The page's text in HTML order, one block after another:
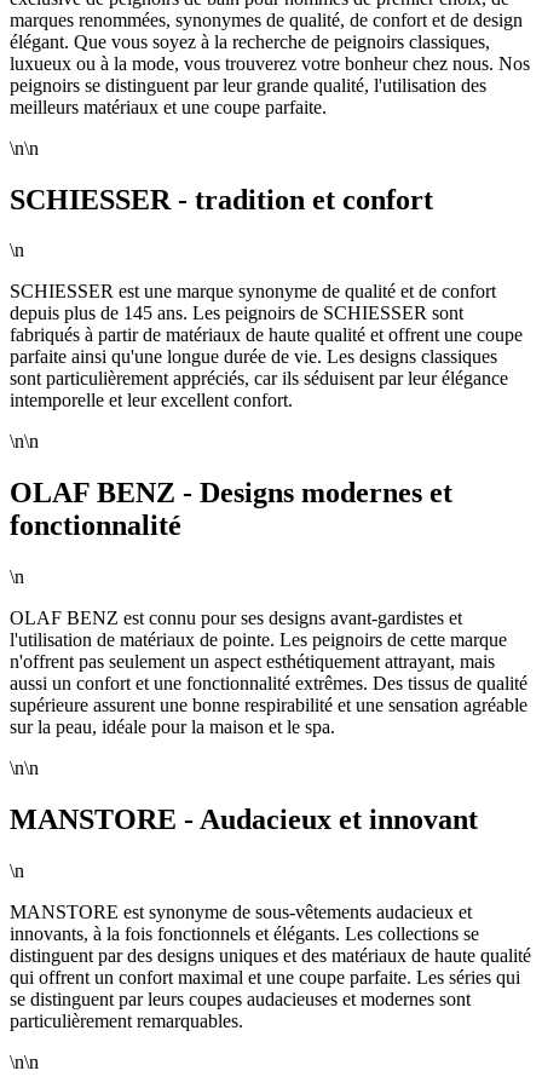
marques renommées, synonymes de qualité, de confort et de design
élégant. Que vous soyez à la recherche de peignoirs classiques,
luxueux ou à la mode, vous trouverez votre bonheur chez nous. Nos
peignoirs se distinguent par leur grande qualité, l'utilisation des
meilleurs matériaux et une coupe parfaite.
\n\n
SCHIESSER - tradition et confort
\n
SCHIESSER est une marque synonyme de qualité et de confort
depuis plus de 145 ans. Les peignoirs de SCHIESSER sont
fabriqués à partir de matériaux de haute qualité et offrent une coupe
parfaite ainsi qu'une longue durée de vie. Les designs classiques
sont particulièrement appréciés, car ils séduisent par leur élégance
intemporelle et leur excellent confort.
\n\n
OLAF BENZ - Designs modernes et
fonctionnalité
\n
OLAF BENZ est connu pour ses designs avant-gardistes et
l'utilisation de matériaux de pointe. Les peignoirs de cette marque
n'offrent pas seulement un aspect esthétiquement attrayant, mais
aussi un confort et une fonctionnalité extrêmes. Des tissus de qualité
supérieure assurent une bonne respirabilité et une sensation agréable
sur la peau, idéale pour la maison et le spa.
\n\n
MANSTORE - Audacieux et innovant
\n
MANSTORE est synonyme de sous-vêtements audacieux et
innovants, à la fois fonctionnels et élégants. Les collections se
distinguent par des designs uniques et des matériaux de haute qualité
qui offrent un confort maximal et une coupe parfaite. Les séries qui
se distinguent par leurs coupes audacieuses et modernes sont
particulièrement remarquables.
\n\n